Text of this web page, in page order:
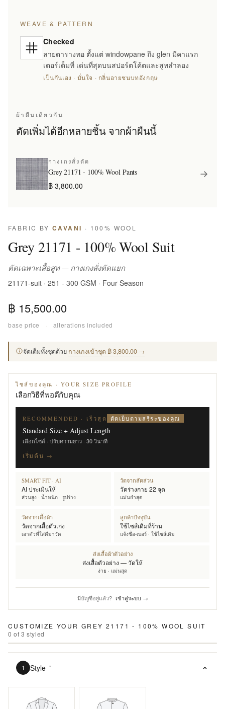
WEAVE & PATTERN
Checked
ลายตารางทอ ตั้งแต่ windowpane ถึง glen มีคาแรก
เตอร์เต็มที่ เด่นที่สุดบนสปอร์ตโค้ตและสูทลำลอง
เป็นกันเอง · มั่นใจ · กลิ่นอายชนบทอังกฤษ
ผ้าผืนเดียวกัน
ตัดเพิ่มได้อีกหลายชิ้น จากผ้าผืนนี้
กางเกงสั่งตัด
Grey 21171 - 100% Wool Pants
฿ 3,800.00
FABRIC BY CAVANI · 100% WOOL
Grey 21171 - 100% Wool Suit
ตัดเฉพาะเสื้อสูท — กางเกงสั่งตัดแยก
21171-suit · 251 - 300 GSM · Four Season
฿ 15,500.00
base price · alterations included
จัดเต็มทั้งชุดด้วย กางเกงเข้าชุด ฿ 3,800.00 →
ไซส์ของคุณ · YOUR SIZE PROFILE
เลือกวิธีที่พอดีกับคุณ
RECOMMENDED · เร็วสุด ตัดเย็บตามสรีระของคุณ
Standard Size + Adjust Length
เลือกไซส์ · ปรับความยาว · 30 วินาที
เริ่มต้น →
SMART FIT · AI
AI ประเมินให้
ส่วนสูง · น้ำหนัก · รูปร่าง
วัดจากสัดส่วน
วัดร่างกาย 22 จุด
แม่นยำสุด
วัดจากเสื้อผ้า
วัดจากเสื้อตัวเก่ง
เอาตัวที่ใส่ดีมาวัด
ลูกค้าปัจจุบัน
ใช้ไซส์เดิมที่ร้าน
แจ้งชื่อ-เบอร์ · ใช้ไซส์เดิม
ส่งเสื้อผ้าตัวอย่าง
ส่งเสื้อตัวอย่าง — วัดให้
ง่าย · แม่นสุด
มีบัญชีอยู่แล้ว? เข้าสู่ระบบ →
CUSTOMIZE YOUR GREY 21171 - 100% WOOL SUIT
0 of3 styled
1 Style *